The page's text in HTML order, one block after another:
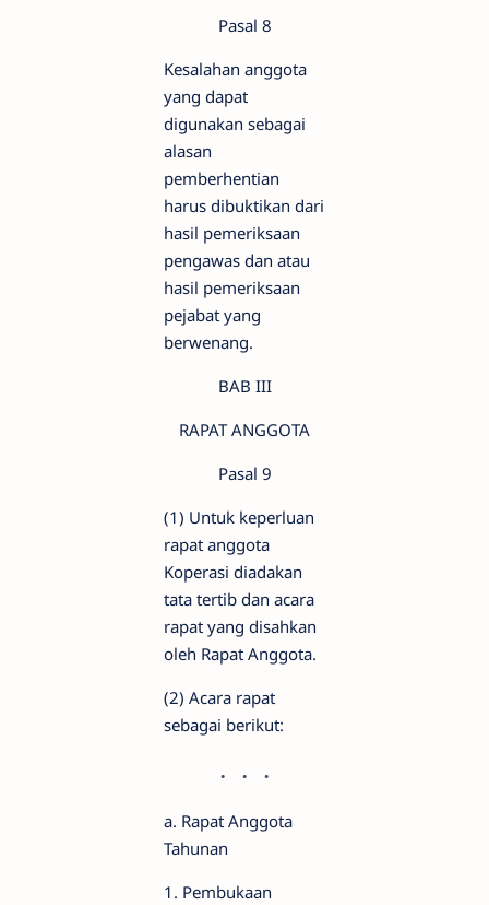
Pasal 8
Kesalahan anggota
yang dapat
digunakan sebagai
alasan
pemberhentian
harus dibuktikan dari
hasil pemeriksaan
pengawas dan atau
hasil pemeriksaan
pejabat yang
berwenang.
BAB III
RAPAT ANGGOTA
Pasal 9
(1) Untuk keperluan
rapat anggota
Koperasi diadakan
tata tertib dan acara
rapat yang disahkan
oleh Rapat Anggota.
(2) Acara rapat
sebagai berikut:
a. Rapat Anggota
Tahunan
1. Pembukaan